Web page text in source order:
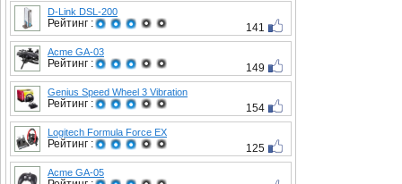
D-Link DSL-200
Рейтинг : 141
Acme GA-03
Рейтинг : 149
Genius Speed Wheel 3 Vibration
Рейтинг : 154
Logitech Formula Force EX
Рейтинг : 125
Acme GA-05